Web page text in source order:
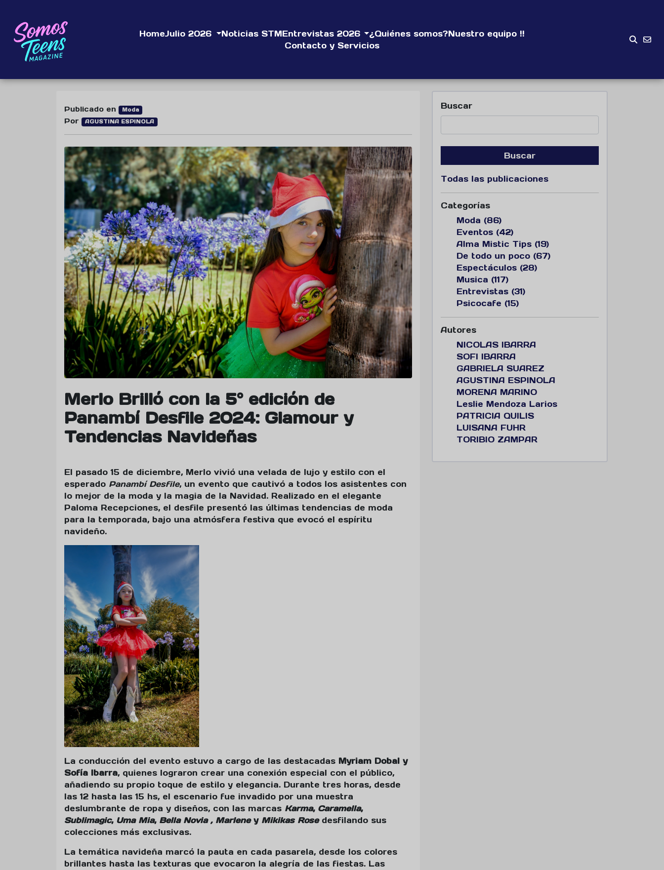
HomeJulio 2026 Noticias STMEntrevistas 2026 ¿Quiénes somos?Nuestro equipo !!
Contacto y Servicios
Publicado en Moda
Por AGUSTINA ESPINOLA
Merlo Brilló con la 5° edición de
Panambí Desfile 2024: Glamour y
Tendencias Navideñas
El pasado 15 de diciembre, Merlo vivió una velada de lujo y estilo con el
esperado Panambí Desfile, un evento que cautivó a todos los asistentes con
lo mejor de la moda y la magia de la Navidad. Realizado en el elegante
Paloma Recepciones, el desfile presentó las últimas tendencias de moda
para la temporada, bajo una atmósfera festiva que evocó el espíritu
navideño.
La conducción del evento estuvo a cargo de las destacadas Myriam Dobal y
Sofía Ibarra, quienes lograron crear una conexión especial con el público,
añadiendo su propio toque de estilo y elegancia. Durante tres horas, desde
las 12 hasta las 15 hs, el escenario fue invadido por una muestra
deslumbrante de ropa y diseños, con las marcas Karma, Caramella,
Sublimagic, Uma Mia, Bella Novia , Marleney Mikikas Rosedesfilando sus
colecciones más exclusivas.
La temática navideña marcó la pauta en cada pasarela, desde los colores
brillantes hasta las texturas que evocaron la alegría de las fiestas. Las
Buscar
Buscar
Todas las publicaciones
Categorías
Moda (86)
Eventos (42)
Alma Mistic Tips (19)
De todo un poco (67)
Espectáculos (28)
Musica (117)
Entrevistas (31)
Psicocafe (15)
Autores
NICOLAS IBARRA
SOFI IBARRA
GABRIELA SUAREZ
AGUSTINA ESPINOLA
MORENA MARINO
Leslie Mendoza Larios
PATRICIA QUILIS
LUISANA FUHR
TORIBIO ZAMPAR